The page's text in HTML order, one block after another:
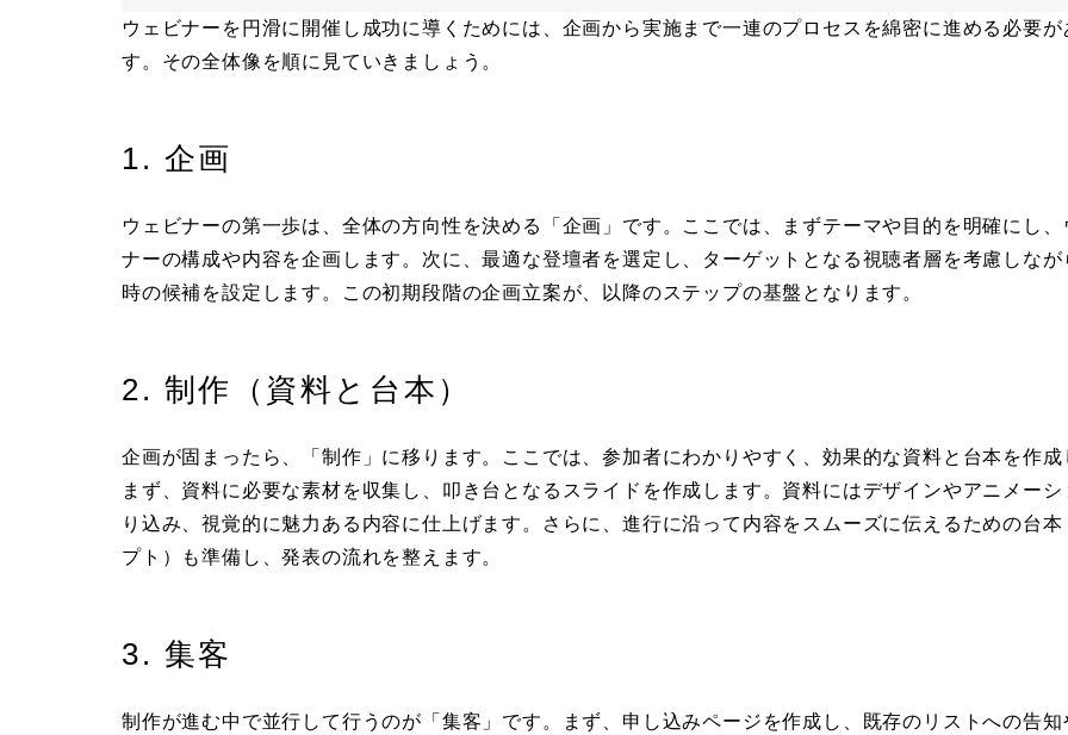
ウェビナーを円滑に開催し成功に導くためには、企画から実施まで一連のプロセスを綿密に進める必要が
す。その全体像を順に見ていきましょう。
1. 企画
ウェビナーの第一歩は、全体の方向性を決める「企画」です。ここでは、まずテーマや目的を明確にし、
ナーの構成や内容を企画します。次に、最適な登壇者を選定し、ターゲットとなる視聴者層を考慮しなが
時の候補を設定します。この初期段階の企画立案が、以降のステップの基盤となります。
2. 制作（資料と台本）
企画が固まったら、「制作」に移ります。ここでは、参加者にわかりやすく、効果的な資料と台本を作成
まず、資料に必要な素材を収集し、叩き台となるスライドを作成します。資料にはデザインやアニメーシ
り込み、視覚的に魅力ある内容に仕上げます。さらに、進行に沿って内容をスムーズに伝えるための台本
プト）も準備し、発表の流れを整えます。
3. 集客
制作が進む中で並行して行うのが「集客」です。まず、申し込みページを作成し、既存のリストへの告知